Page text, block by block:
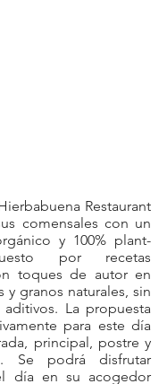
Restaurant
comensales con un
y 100% plant-
por recetas
toques de autor en
y granos naturales, sin
aditivos. La propuesta
para este día
principal, postre y
Se podrá disfrutar
día en su acogedor